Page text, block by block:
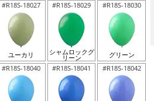
#R18S-18027
ユーカリ
#R18S-18029
シャムロックグ
リーン
#R18S-18030
グリーン
#R18S-18040 #R18S-18041 #R18S-18042